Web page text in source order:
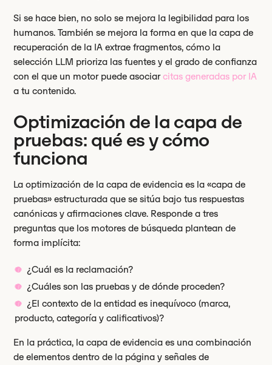
Si se hace bien, no solo se mejora la legibilidad para los
humanos. También se mejora la forma en que la capa de
recuperación de la IA extrae fragmentos, cómo la
selección LLM prioriza las fuentes y el grado de confianza
con el que un motor puede asociarcitas generadas por IA
a tu contenido.
Optimización de la capa de
pruebas: qué es y cómo
funciona
La optimización de la capa de evidencia es la «capa de
pruebas» estructurada que se sitúa bajo tus respuestas
canónicas y afirmaciones clave. Responde a tres
preguntas que los motores de búsqueda plantean de
forma implícita:
¿Cuál es la reclamación?
¿Cuáles son las pruebas y de dónde proceden?
¿El contexto de la entidad es inequívoco (marca,
producto, categoría y calificativos)?
En la práctica, la capa de evidencia es una combinación
de elementos dentro de la página y señales de